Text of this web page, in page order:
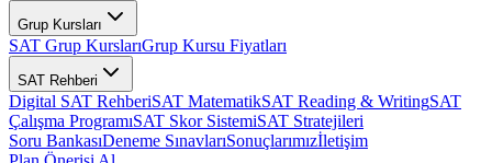
Grup Kursları
SAT Grup KurslarıGrup Kursu Fiyatları
SAT Rehberi
Digital SAT RehberiSAT MatematikSAT Reading & WritingSAT
Çalışma ProgramıSAT Skor SistemiSAT Stratejileri
Soru BankasıDeneme SınavlarıSonuçlarımızİletişim